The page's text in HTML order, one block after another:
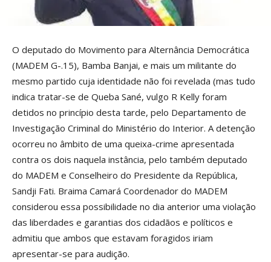
O deputado do Movimento para Alternância Democrática
(MADEM G-.15), Bamba Banjai, e mais um militante do
mesmo partido cuja identidade não foi revelada (mas tudo
indica tratar-se de Queba Sané, vulgo R Kelly foram
detidos no princípio desta tarde, pelo Departamento de
Investigação Criminal do Ministério do Interior. A detenção
ocorreu no âmbito de uma queixa-crime apresentada
contra os dois naquela instância, pelo também deputado
do MADEM e Conselheiro do Presidente da República,
Sandji Fati. Braima Camará Coordenador do MADEM
considerou essa possibilidade no dia anterior uma violação
das liberdades e garantias dos cidadãos e políticos e
admitiu que ambos que estavam foragidos iriam
apresentar-se para audição.